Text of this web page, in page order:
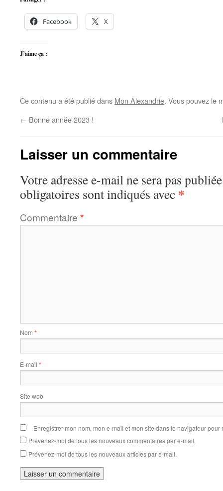
Facebook X
J’aime ça :
Ce contenu a été publié dans Mon Alexandrie. Vous pouvez le
← Bonne année 2023 !
Laisser un commentaire
Votre adresse e-mail ne sera pas
obligatoires sont indiqués avec *
Commentaire *
Nom *
E-mail *
Site web
Enregistrer mon nom, mon e-mail et mon site dans le navigateur
Prévenez-moi de tous les nouveaux commentaires par e-mail.
Prévenez-moi de tous les nouveaux articles par e-mail.